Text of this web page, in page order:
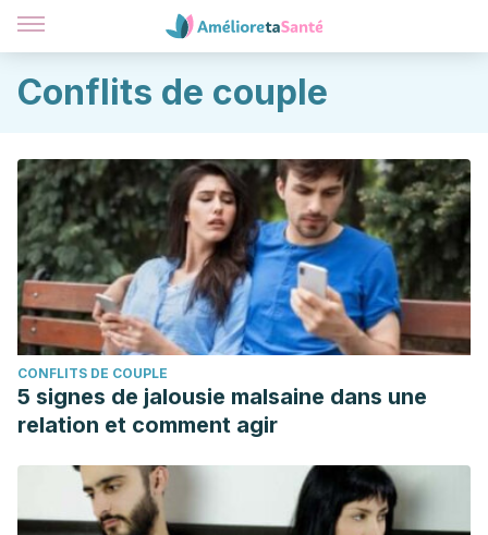
Conflits de couple
CONFLITS DE COUPLE
5 signes de jalousie malsaine dans une
relation et comment agir